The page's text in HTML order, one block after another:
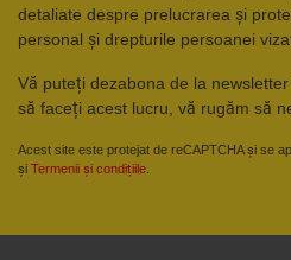
detaliate despre prelucrarea și
personal și drepturile persoanei
Vă puteți dezabona de la
să faceți acest lucru, vă rugăm să
Acest site este protejat de reCAPTCHA și se
și Termenii și condițiile